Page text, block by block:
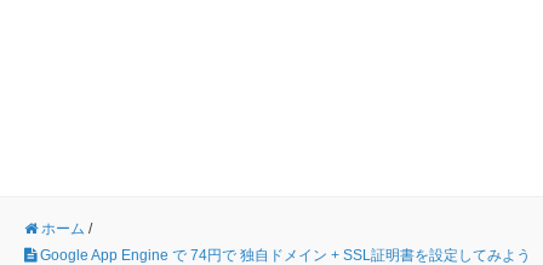
ホーム /
Google App Engine で 74円で 独自ドメイン + SSL証明書を設定してみよう